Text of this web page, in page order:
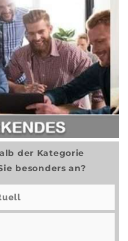
der Kategorie
besonders an?